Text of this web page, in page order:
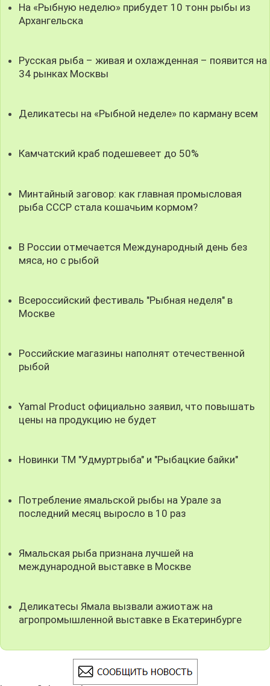
На «Рыбную неделю» прибудет 10 тонн рыбы из
Архангельска
Русская рыба – живая и охлажденная – появится на
34 рынках Москвы
Деликатесы на «Рыбной неделе» по карману всем
Камчатский краб подешевеет до 50%
Минтайный заговор: как главная промысловая
рыба СССР стала кошачьим кормом?
В России отмечается Международный день без
мяса, но с рыбой
Всероссийский фестиваль "Рыбная неделя" в
Москве
Российские магазины наполнят отечественной
рыбой
Yamal Product официально заявил, что повышать
цены на продукцию не будет
Новинки ТМ "Удмуртрыба" и "Рыбацкие байки"
Потребление ямальской рыбы на Урале за
последний месяц выросло в 10 раз
Ямальская рыба признана лучшей на
международной выставке в Москве
Деликатесы Ямала вызвали ажиотаж на
агропромышленной выставке в Екатеринбурге